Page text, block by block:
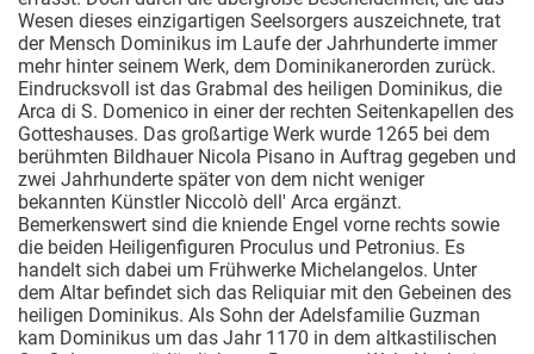
Wesen dieses einzigartigen Seelsorgers auszeichnete, trat
der Mensch Dominikus im Laufe der Jahrhunderte immer
mehr hinter seinem Werk, dem Dominikanerorden zurück.
Eindrucksvoll ist das Grabmal des heiligen Dominikus, die
Arca di S. Domenico in einer der rechten Seitenkapellen des
Gotteshauses. Das großartige Werk wurde 1265 bei dem
berühmten Bildhauer Nicola Pisano in Auftrag gegeben und
zwei Jahrhunderte später von dem nicht weniger
bekannten Künstler Niccolò dell' Arca ergänzt.
Bemerkenswert sind die kniende Engel vorne rechts sowie
die beiden Heiligenfiguren Proculus und Petronius. Es
handelt sich dabei um Frühwerke Michelangelos. Unter
dem Altar befindet sich das Reliquiar mit den Gebeinen des
heiligen Dominikus. Als Sohn der Adelsfamilie Guzman
kam Dominikus um das Jahr 1170 in dem altkastilischen